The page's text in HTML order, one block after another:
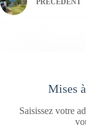
PRÉCÉDENT
Mises
Saisissez votre